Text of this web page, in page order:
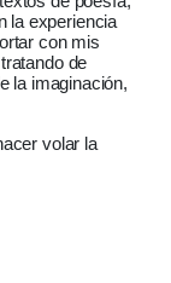
la experiencia
con mis
de
la imaginación,
volar la